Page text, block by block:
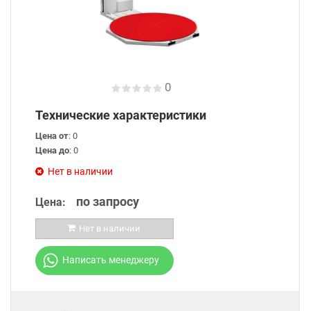
0
Технические характеристики
Цена от: 0
Цена до: 0
Нет в наличии
Цена: по запросу
Нет в наличии
Написать менеджеру